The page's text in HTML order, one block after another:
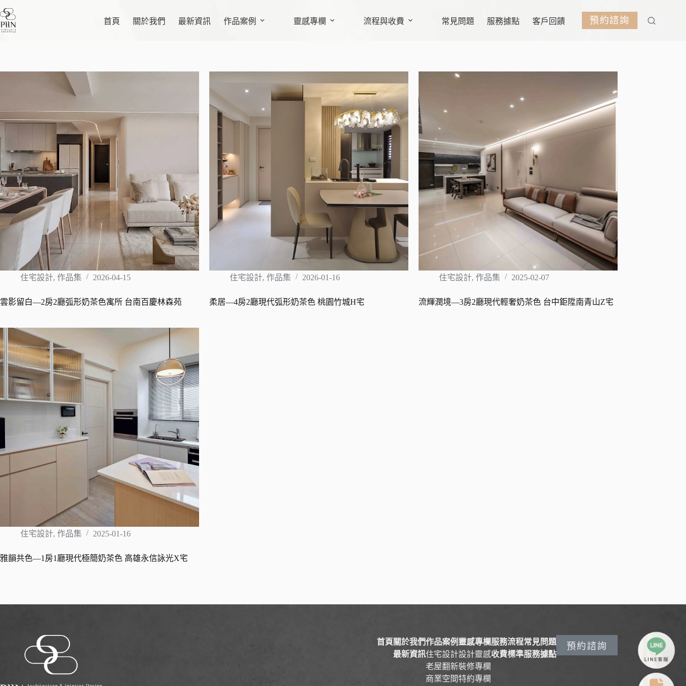
跳
至
主
首頁 關於我們 最新資訊 作品案例 靈感專欄 流程與收費 常見問題 服務據點 客戶回饋 預約諮詢
住宅設計, 作品集 2026-04-15
雲影留白—2房2廳弧形奶茶色寓所 台南百慶林森苑
住宅設計, 作品集 2026-01-16
柔居—4房2廳現代弧形奶茶色 桃園竹城H宅
住宅設計, 作品集 2025-02-07
流輝潤境—3房2廳現代輕奢奶茶色 台中鉅陞南青山Z宅
住宅設計, 作品集 2025-01-16
雅韻共色—1房1廳現代極簡奶茶色 高雄永信詠光X宅
首頁 關於我們
最新資訊
作品案例
住宅設計
老屋翻新
商業空間
靈感專欄
設計靈感
裝修專欄
特約專欄
服務流程
收費標準
常見問題
服務據點
預約諮詢